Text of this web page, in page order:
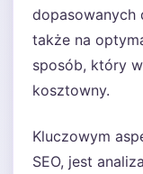
dopasowanych
także na
sposób, który
kosztowny.
Kluczowym
SEO, jest